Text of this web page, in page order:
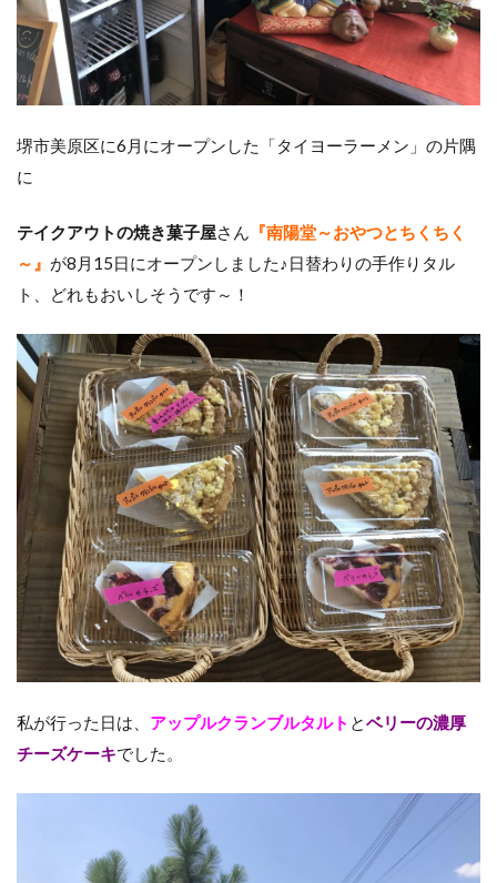
堺市美原区に6月にオープンした「タイヨーラーメン」の片隅
に
テイクアウトの焼き菓子屋さん 『南陽堂～おやつとちくちく
～』 が8月15日にオープンしました♪日替わりの手作りタル
ト、どれもおいしそうです～！
私が行った日は、 アップルクランブルタルト とベリーの濃厚
チーズケーキでした。